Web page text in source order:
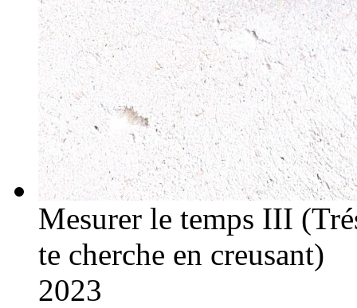
Mesurer le temps III
te cherche en creusant)
2023